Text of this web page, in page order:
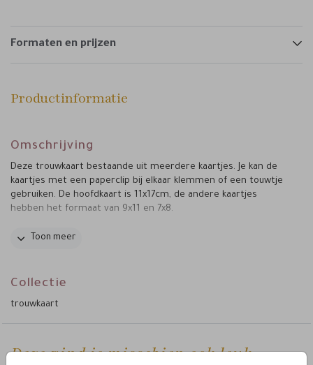
Formaten en prijzen
Productinformatie
Omschrijving
Deze trouwkaart bestaande uit meerdere kaartjes. Je kan de
kaartjes met een paperclip bij elkaar klemmen of een touwtje
gebruiken. De hoofdkaart is 11x17cm, de andere kaartjes
hebben het formaat van 9x11 en 7x8.
Tips van Marjolein:
een sluitzegel.
Hoe werkt het?
• Bewaar je kaart in je account, je kan later verder werken en
Toon meer
Collectie
trouwkaart
Deze vind je misschien ook leuk